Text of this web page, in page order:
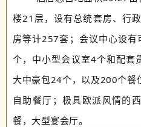
楼21层，设有总统套房、行
房等计257套；会议中心设
个，中小型会议室4个和配套
大中豪包24个，以及200个餐
自助餐厅；极具欧派风情的
餐，大型宴会厅。